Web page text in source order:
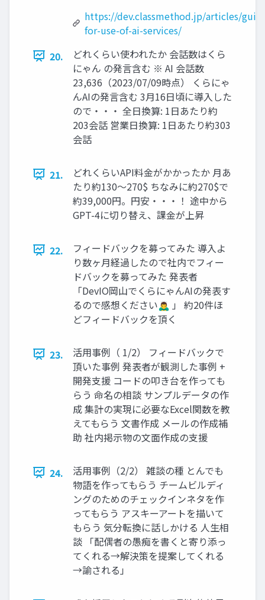
https://dev.classmethod.jp/articles/
for-use-of-ai-services/
20.
どれくらい使われたか 会話数はくら
にゃん の発言含む ※ AI 会話数
23,636（2023/07/09時点） くらにゃ
んAIの発言含む 3月16日頃に導入した
ので・・・ 全日換算: 1日あたり約
203会話 営業日換算: 1日あたり約303
会話
21.
どれくらいAPI料金がかかったか 月あ
たり約130〜270$ ちなみに約270$で
約39,000円。円安・・・！ 途中から
GPT-4に切り替え、課金が上昇
22.
フィードバックを募ってみた 導入よ
り数ヶ月経過したので社内でフィー
ドバックを募ってみた 発表者
「DevIO岡山でくらにゃんAIの発表す
るので感想ください🙇‍♂️ 」 約20件ほ
どフィードバックを頂く
23.
活用事例（ 1/2） フィードバックで
頂いた事例 発表者が観測した事例 +
開発支援 コードの叩き台を作っても
らう 命名の相談 サンプルデータの作
成 集計の実現に必要なExcel関数を教
えてもらう 文書作成 メールの作成補
助 社内掲示物の文面作成の支援
24.
活用事例（2/2） 雑談の種 とんでも
物語を作ってもらう チームビルディ
ングのためのチェックインネタを作
ってもらう アスキーアートを描いて
もらう 気分転換に話しかける 人生相
談 「配偶者の愚痴を書くと寄り添っ
てくれる→解決策を提案してくれる
→諭される」